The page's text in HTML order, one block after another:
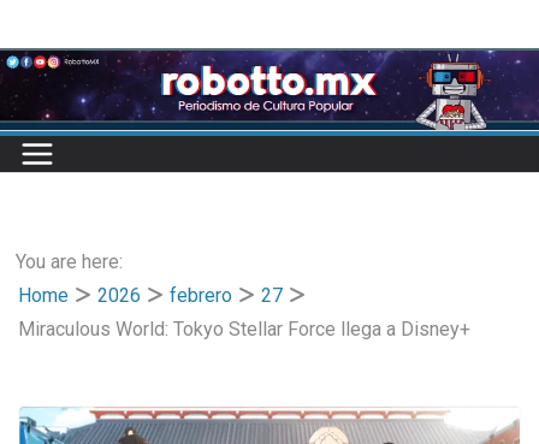
to
content
You are here:
Home
2026 febrero
27
Miraculous World: Tokyo Stellar Force llega a Disney+